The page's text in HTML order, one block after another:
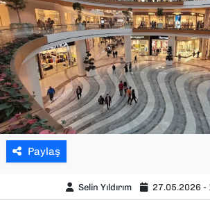
Paylaş
Selin Yıldırım 27.05.2026 -
TEKNOLOJİ
YAŞAM
YEREL YÖNETİMLER